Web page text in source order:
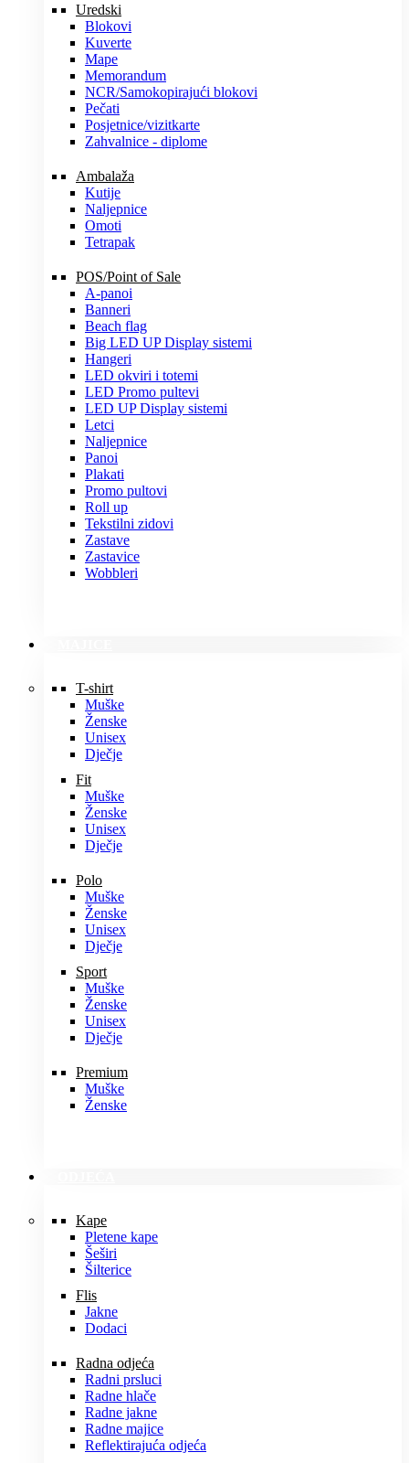
Uredski
Blokovi
Kuverte
Mape
Memorandum
NCR/Samokopirajući blokovi
Pečati
Posjetnice/vizitkarte
Zahvalnice - diplome
Ambalaža
Kutije
Naljepnice
Omoti
Tetrapak
POS/Point of Sale
A-panoi
Banneri
Beach flag
Big LED UP Display sistemi
Hangeri
LED okviri i totemi
LED Promo pultevi
LED UP Display sistemi
Letci
Naljepnice
Panoi
Plakati
Promo pultovi
Roll up
Tekstilni zidovi
Zastave
Zastavice
Wobbleri
T-shirt
Muške
Ženske
Unisex
Dječje
Fit
Muške
Ženske
Unisex
Dječje
Polo
Muške
Ženske
Unisex
Dječje
Sport
Muške
Ženske
Unisex
Dječje
Premium
Muške
Ženske
Kape
Pletene kape
Šeširi
Šilterice
Flis
Jakne
Dodaci
Radna odjeća
Radni prsluci
Radne hlače
Radne jakne
Radne majice
Reflektirajuća odjeća